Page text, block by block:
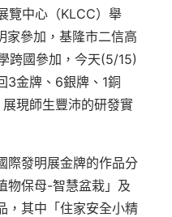
覽中心（KLCC）舉
家參加，基隆市二信高
跨國參加，今天(5/15)
3金牌、6銀牌、1銅
現師生豐沛的研發實
際發明展金牌的作品分
物保母-智慧盆栽」及
，其中「住家安全小精